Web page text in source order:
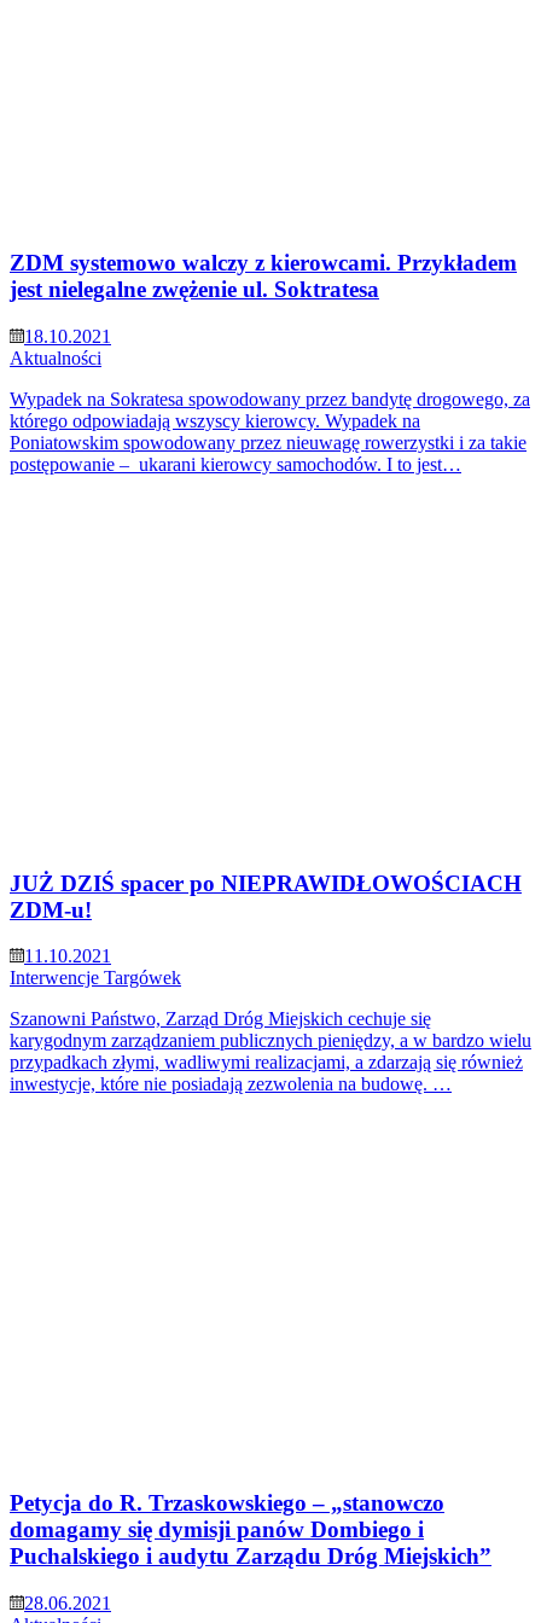
ZDM systemowo walczy z kierowcami. Przykładem
jest nielegalne zwężenie ul. Soktratesa
18.10.2021
Aktualności
Wypadek na Sokratesa spowodowany przez bandytę drogowego, za
którego odpowiadają wszyscy kierowcy. Wypadek na
Poniatowskim spowodowany przez nieuwagę rowerzystki i za takie
postępowanie – ukarani kierowcy samochodów. I to jest…
JUŻ DZIŚ spacer po NIEPRAWIDŁOWOŚCIACH
ZDM-u!
11.10.2021
Interwencje Targówek
Szanowni Państwo, Zarząd Dróg Miejskich cechuje się
karygodnym zarządzaniem publicznych pieniędzy, a w bardzo wielu
przypadkach złymi, wadliwymi realizacjami, a zdarzają się również
inwestycje, które nie posiadają zezwolenia na budowę. …
Petycja do R. Trzaskowskiego – „stanowczo
domagamy się dymisji panów Dombiego i
Puchalskiego i audytu Zarządu Dróg Miejskich”
28.06.2021